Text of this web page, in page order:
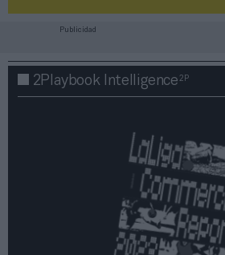
Publicidad
2Playbook Intelligence2P